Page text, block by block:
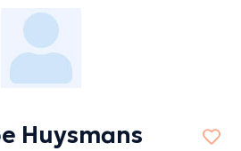
Huysmans